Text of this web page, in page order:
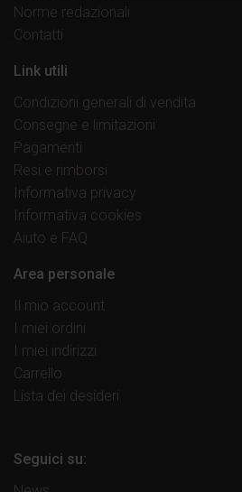
Norme redazionali
Contatti
Link utili
Condizioni generali di vendita
Consegne e limitazioni
Pagamenti
Resi e rimborsi
Informativa privacy
Informativa cookies
Aiuto e FAQ
Area personale
Il mio account
I miei ordini
I miei indirizzi
Carrello
Lista dei desideri
Seguici su: